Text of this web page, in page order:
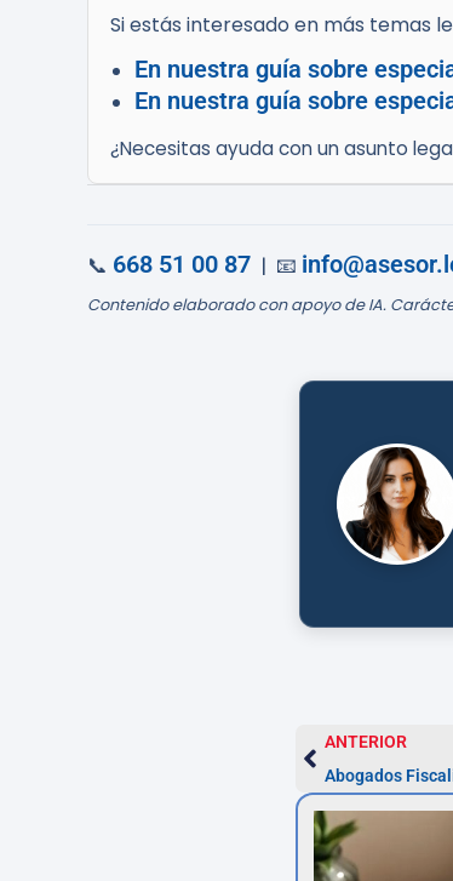
Si estás interesado en más temas
En nuestra guía sobre
En nuestra guía sobre
¿Necesitas ayuda con un asunto
📞 668 51 00 87 | 📧
Contenido elaborado con apoyo de IA.
ANTERIOR
Abogados